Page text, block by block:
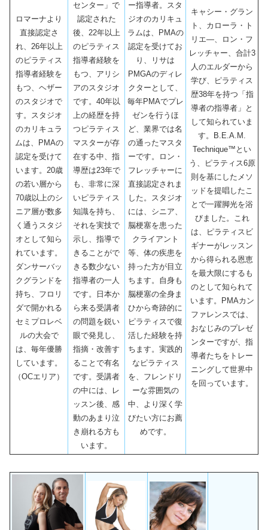
ロマーナより
直接認定さ
れ、26年以上
のピラティス
指導者経験を
もつ、ヘザー
のスタジオで
す。スタジオ
のカリキュラ
ムは、PMAの
認定を受けて
います。20歳
の若い層から
70歳以上のシ
ニア層が数多
く通うスタジ
オとして知ら
れています。
ダンサーバッ
クグランドを
持ち、フロリ
ダで開かれる
セミプロレベ
ルの大会で
は、毎年優勝
しています。
（OCエリア）
センター」で
認定された
後、22年以上
のピラティス
指導者経験を
もつ、アリシ
アのスタジオ
です。40年以
上の経歴を持
つピラティス
マスターが存
在する中、指
導歴は23年で
も、非常に深
いピラティス
知識を持ち、
それを実技で
示し、指導で
きることがで
きる数少ない
指導者の一人
です。日本か
ら来る受講者
の問題を鋭い
眼で発見し、
指摘・改善す
ることで有名
です。受講者
の中には、レ
ッスン後、感
動のあまり泣
き崩れる方も
います。
ー指導者。スタ
ジオのカリキュ
ラムは、PMAの
認定を受けてお
り、リサは
PMGAのディレ
クターとして、
毎年PMAでプレ
ゼンを行うほ
ど、業界では名
の通ったマスタ
ーです。ロン・
フレッチャーに
直接認定されま
した。スタジオ
には、シニア、
脳梗塞を患った
クライアント
等、体の疾患を
持った方が目立
ちます。自身も
脳梗塞の全身ま
ひから奇跡的に
ピラティスで復
活した経験を持
ちます。実践的
なピラティス
を、フレンドリ
ーな雰囲気の
中、より深く学
びたい方にお薦
めです。
キャシー・グラン
ト、カローラ・ト
リエ―、ロン・フ
レッチャー、合計3
人のエルダーから
学び、ピラティス
歴38年を持つ「指
導者の指導者」と
して知られていま
す。B.E.A.M.
Technique™とい
う、ピラティス6原
則を基にしたメソ
ッドを提唱したこ
とで一躍脚光を浴
びました。これ
は、ピラティスビ
ギナーがレッスン
から得られる恩恵
を最大限にするも
のとして知られて
います。PMAカン
ファレンスでは、
おなじみのプレゼ
ンターですが、指
導者たちをトレー
ニングして世界中
を回っています。